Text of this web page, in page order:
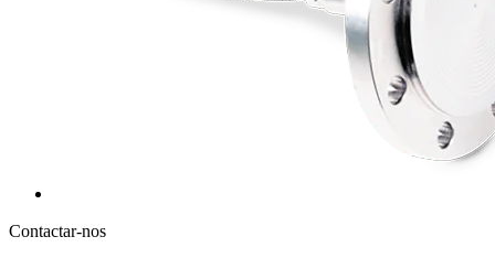
Contactar-nos